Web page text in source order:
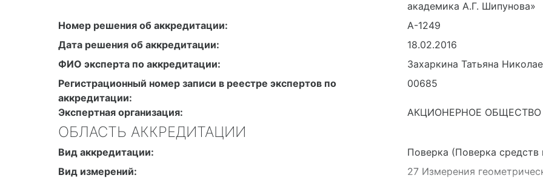
академика А.Г. Шипунова»
Номер решения об аккредитации:
А-1249
Дата решения об аккредитации:
18.02.2016
ФИО эксперта по аккредитации:
Захаркина Татьяна
Регистрационный номер записи в реестре экспертов по
аккредитации:
00685
Экспертная организация: АКЦИОНЕРНОЕ ОБЩЕСТВО
ОБЛАСТЬ АККРЕДИТАЦИИ
Вид аккредитации:
Поверка (Поверка средств
Вид измерений:
27 Измерения